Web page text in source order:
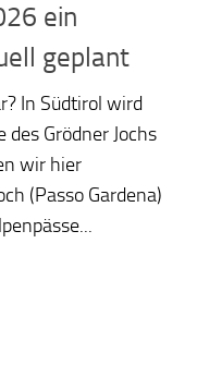
ein
geplant
In Südtirol wird
Grödner Jochs
wir hier
(Passo Gardena)